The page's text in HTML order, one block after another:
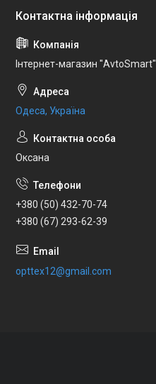
Інтернет-магазин "AvtoSmart"
Одеса, Україна
Оксана
+380 (50) 432-70-74
+380 (67) 293-62-39
opttex12@gmail.com